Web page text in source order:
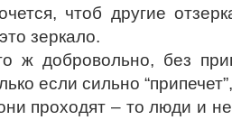
чтоб другие
зеркало.
ж добровольно, без
если сильно
проходят – то люди и